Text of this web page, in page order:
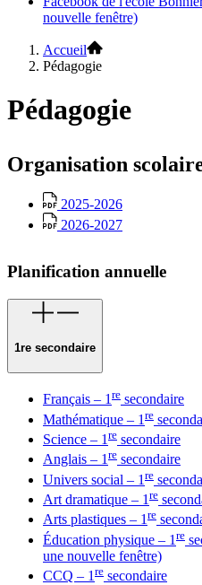
nouvelle fenêtre)
Accueil
Pédagogie
Pédagogie
Organisation
2025-2026
2026-2027
Planification annuelle
1re secondaire
Français – 1re secondaire
Mathématique – 1 re
Science – 1 re secondaire
Anglais – 1re secondaire
Univers social – 1 re
Art dramatique – 1 re
Arts plastiques – 1re
Éducation physique – 1 re
une nouvelle fenêtre)
CCQ – 1 re secondaire